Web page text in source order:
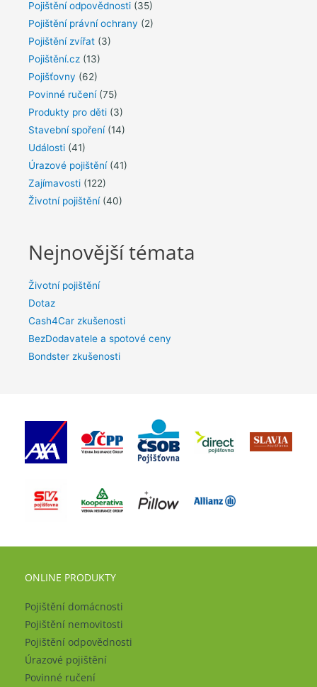
Pojištění odpovědnosti (35)
Pojištění právní ochrany (2)
Pojištění zvířat (3)
Pojištění.cz (13)
Pojišťovny (62)
Povinné ručení(75)
Produkty pro děti (3)
Stavební spoření(14)
Události (41)
Úrazové pojištění(41)
Zajímavosti (122)
Životní pojištění(40)
Nejnovější témata
Životní pojištění
Dotaz
Cash4Car zkušenosti
BezDodavatele a spotové ceny
Bondster zkušenosti
ONLINE PRODUKTY
Pojištění domácnosti
Pojištění nemovitosti
Pojištění odpovědnosti
Úrazové pojištění
Povinné ručení